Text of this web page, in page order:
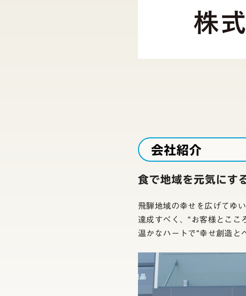
会社紹介
食で地域を元気にす
飛騨地域の幸せを広げてゆ
達成すべく、“お客様とここ
温かなハートで“幸せ創造と